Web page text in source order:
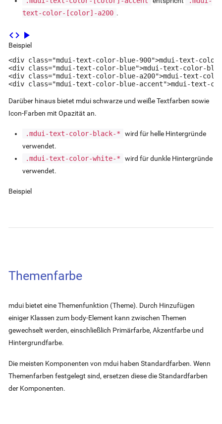
text-color- [color] -a200 .
code play_arrow
Beispiel
<div class="mdui-text-color-blue-900">mdui-text-
<div class="mdui-text-color-blue">mdui-text-color-
<div class="mdui-text-color-blue-a200">mdui-text-
<div class="mdui-text-color-blue-accent">mdui-text-
Darüber hinaus bietet mdui schwarze und weiße Textfarben sowie
Icon-Farben mit Opazität an.
.mdui-text-color-black-*
wird für helle Hintergründe
verwendet.
.mdui-text-color-white-*
wird für dunkle Hintergründe
verwendet.
Beispiel
Themenfarbe
mdui bietet eine Themenfunktion (Theme). Durch Hinzufügen
einiger Klassen zum body-Element kann zwischen Themen
gewechselt werden, einschließlich Primärfarbe, Akzentfarbe und
Hintergrundfarbe.
Die meisten Komponenten von mdui haben Standardfarben. Wenn
Themenfarben festgelegt sind, ersetzen diese die Standardfarben
der Komponenten.